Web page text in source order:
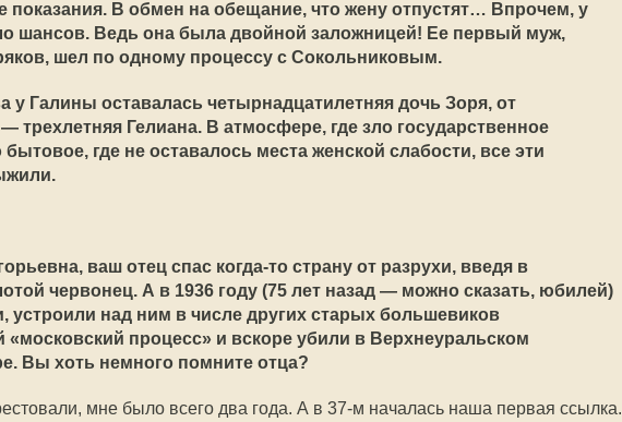
показания. В обмен на обещание, что жену отпустят… Впрочем, у
шансов. Ведь она была двойной заложницей! Ее первый муж,
шел по одному процессу с Сокольниковым.
у Галины оставалась четырнадцатилетняя дочь Зоря, от
трехлетняя Гелиана. В атмосфере, где зло государственное
где не оставалось места женской слабости, все эти
ваш отец спас когда-то страну от разрухи, введя в
червонец. А в 1936 году (75 лет назад — можно сказать, юбилей)
устроили над ним в числе других старых большевиков
«московский процесс» и вскоре убили в Верхнеуральском
Вы хоть немного помните отца?
мне было всего два года. А в 37-м началась наша первая ссылка.